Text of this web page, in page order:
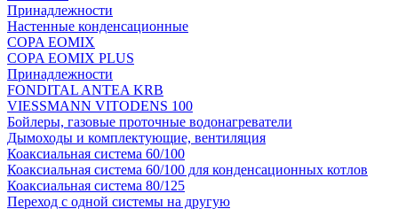
Принадлежности
Настенные конденсационные
COPA EOMIX
COPA EOMIX PLUS
Принадлежности
FONDITAL ANTEA KRB
VIESSMANN VITODENS 100
Бойлеры, газовые проточные водонагреватели
Дымоходы и комплектующие, вентиляция
Коаксиальная система 60/100
Коаксиальная система 60/100 для конденсационных котлов
Коаксиальная система 80/125
Переход с одной системы на другую